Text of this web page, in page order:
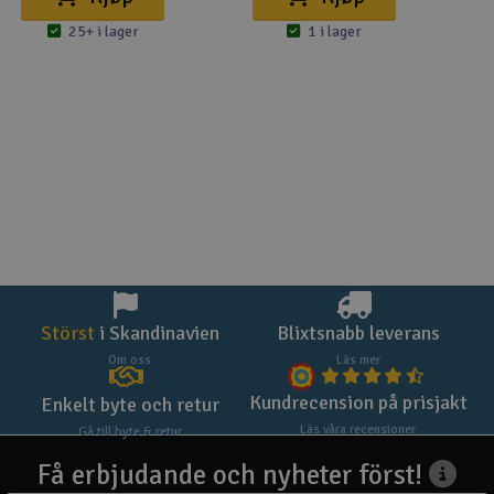
25+ i lager 1 i lager
Störst i Skandinavien
Om oss
Blixtsnabb leverans
Läs mer
Enkelt byte och retur
Gå till byte & retur
Kundrecension på prisjakt
Läs våra recensioner
Få erbjudande och nyheter först!